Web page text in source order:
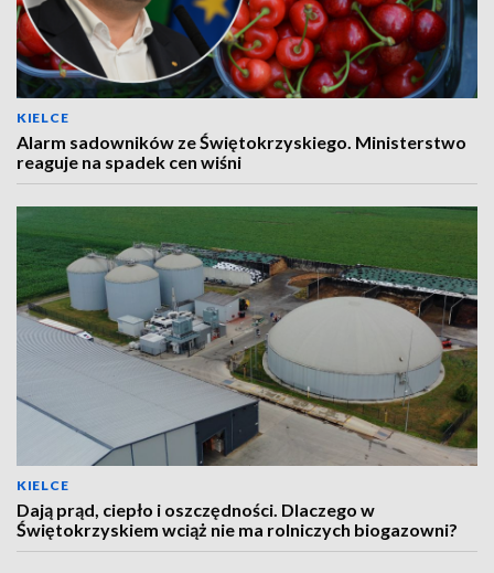
KIELCE
Alarm sadowników ze Świętokrzyskiego. Ministerstwo
reaguje na spadek cen wiśni
KIELCE
Dają prąd, ciepło i oszczędności. Dlaczego w
Świętokrzyskiem wciąż nie ma rolniczych biogazowni?